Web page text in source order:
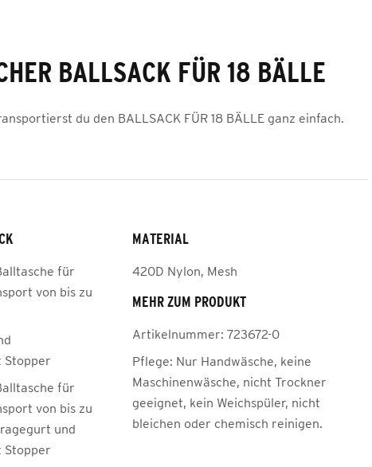
BALLSACK FÜR 18 BÄLLE
du den BALLSACK FÜR 18 BÄLLE ganz einfach.
für
von bis zu
Stopper
für
von bis zu
und
Stopper
MATERIAL
420D Nylon, Mesh
MEHR ZUM PRODUKT
Artikelnummer: 723672-0
Pflege: Nur Handwäsche, keine
Maschinenwäsche, nicht Trockner
geeignet, kein Weichspüler, nicht
bleichen oder chemisch reinigen.